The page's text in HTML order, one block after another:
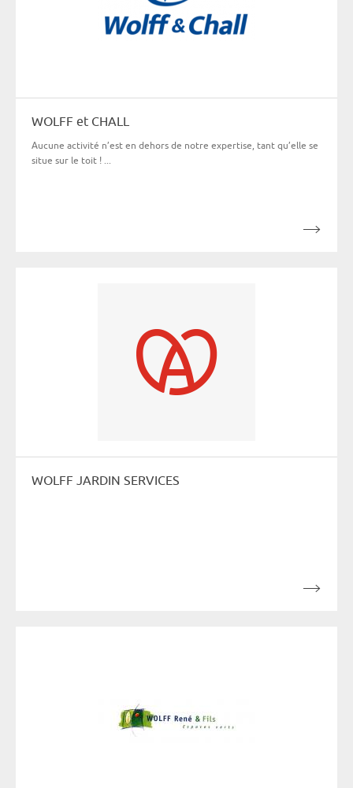
WOLFF et CHALL
Aucune activité n’est en dehors de notre expertise, tant qu’elle se
situe sur le toit ! ...
WOLFF JARDIN SERVICES